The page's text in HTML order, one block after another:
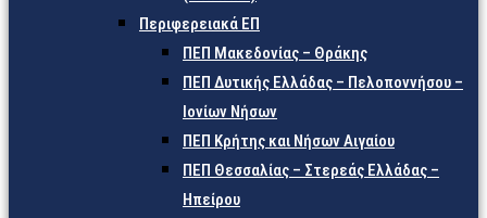
Περιφερειακά ΕΠ
ΠΕΠ Μακεδονίας – Θράκης
ΠΕΠ Δυτικής Ελλάδας – Πελοποννήσου –
Ιονίων Νήσων
ΠΕΠ Κρήτης και Νήσων Αιγαίου
ΠΕΠ Θεσσαλίας – Στερεάς Ελλάδας –
Ηπείρου